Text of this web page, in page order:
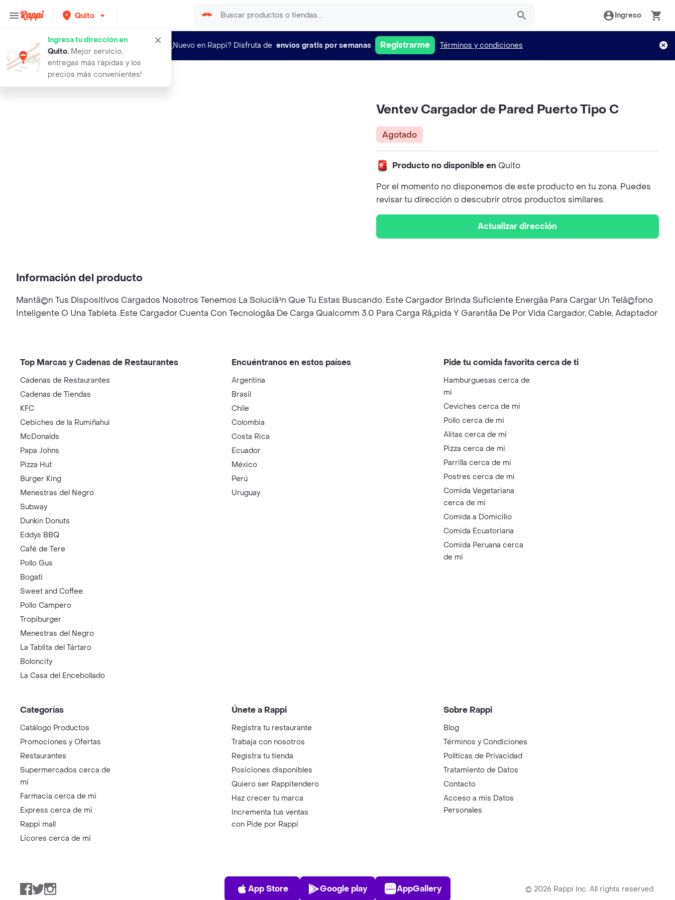
Quito
Ingresa tu dirección en
Quito. Mejor servicio,
entregas más rápidas y los
precios más convenientes!
Ingreso
¿Nuevo en Rappi? Disfruta de envíos gratis por semanas Registrarme Términos y condiciones
ventev cargador de pared puerto tip
Ventev Cargador de Pared Puerto Tipo C
Agotado
Producto no disponible en Quito
Por el momento no disponemos de este producto en tu zona. Puedes
revisar tu dirección o descubrir otros productos similares.
Actualizar dirección
Información del producto
Mantã©n Tus Dispositivos Cargados Nosotros Tenemos La Soluciã³n Que Tu Estas Buscando. Este Cargador Brinda Suficiente Energã­a Para Cargar Un Telã©fono
Inteligente O Una Tableta. Este Cargador Cuenta Con Tecnologã­a De Carga Qualcomm 3.0 Para Carga Rã¡pida Y Garantã­a De Por Vida Cargador, Cable, Adaptador
Top Marcas y Cadenas de Restaurantes
Cadenas de Restaurantes
Cadenas de Tiendas
KFC
Cebiches de la Rumiñahui
McDonalds
Papa Johns
Pizza Hut
Burger King
Menestras del Negro
Subway
Dunkin Donuts
Eddys BBQ
Café de Tere
Pollo Gus
Bogati
Sweet and Coffee
Pollo Campero
Tropiburger
Menestras del Negro
La Tablita del Tártaro
Boloncity
La Casa del Encebollado
Encuéntranos en estos países
Argentina
Brasil
Chile
Colombia
Costa Rica
Ecuador
México
Perú
Uruguay
Pide tu comida favorita cerca de ti
Hamburguesas cerca de
mi
Ceviches cerca de mi
Pollo cerca de mi
Alitas cerca de mi
Pizza cerca de mi
Parrilla cerca de mi
Postres cerca de mi
Comida Vegetariana
cerca de mi
Comida a Domicilio
Comida Ecuatoriana
Comida Peruana cerca
de mi
Categorías
Catálogo Productos
Promociones y Ofertas
Restaurantes
Supermercados cerca de
mi
Farmacia cerca de mi
Express cerca de mi
Rappi mall
Licores cerca de mi
Únete a Rappi
Registra tu restaurante
Trabaja con nosotros
Registra tu tienda
Posiciones disponibles
Quiero ser Rappitendero
Haz crecer tu marca
Incrementa tus ventas
con Pide por Rappi
Sobre Rappi
Blog
Términos y Condiciones
Políticas de Privacidad
Tratamiento de Datos
Contacto
Acceso a mis Datos
Personales
Facebook
TwitterInstagram
App Store
App Store
Play Store
Google play
AppGallery
AppGallery © 2026 Rappi Inc. All rights reserved.